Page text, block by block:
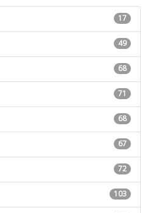
17
49
68
71
68
67
72
103